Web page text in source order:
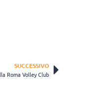
SUCCESSIVO
Roma Volley Club